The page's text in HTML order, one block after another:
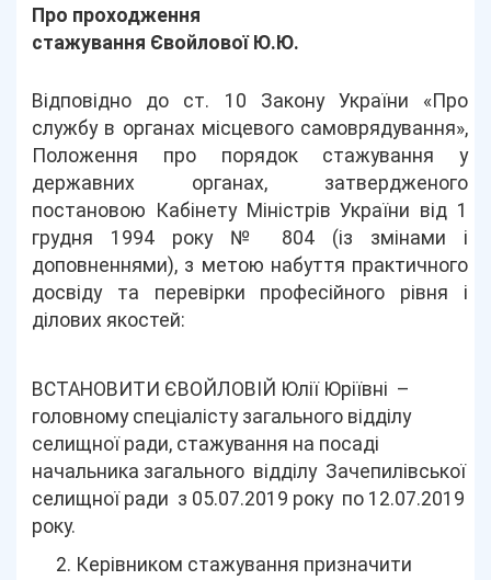
Про проходження
стажування Євойлової Ю.Ю.
Відповідно до ст. 10 Закону України «Про
службу в органах місцевого самоврядування»,
Положення про порядок стажування у
державних органах, затвердженого
постановою Кабінету Міністрів України від 1
грудня 1994 року № 804 (із змінами і
доповненнями), з метою набуття практичного
досвіду та перевірки професійного рівня і
ділових якостей:
ВСТАНОВИТИ ЄВОЙЛОВІЙ Юлії Юріївні –
головному спеціалісту загального відділу
селищної ради, стажування на посаді
начальника загального відділу Зачепилівської
селищної ради з 05.07.2019 року по 12.07.2019
року.
Керівником стажування призначити